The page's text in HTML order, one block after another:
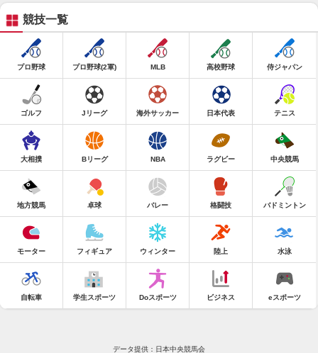
競技一覧
プロ野球 プロ野球(2軍) MLB 高校野球 侍ジャパン
ゴルフ Jリーグ 海外サッカー 日本代表 テニス
大相撲 Bリーグ NBA ラグビー 中央競馬
地方競馬 卓球 バレー 格闘技 バドミントン
モーター フィギュア ウィンター 陸上 水泳
自転車 学生スポーツ Doスポーツ ビジネス eスポーツ
データ提供：日本中央競馬会